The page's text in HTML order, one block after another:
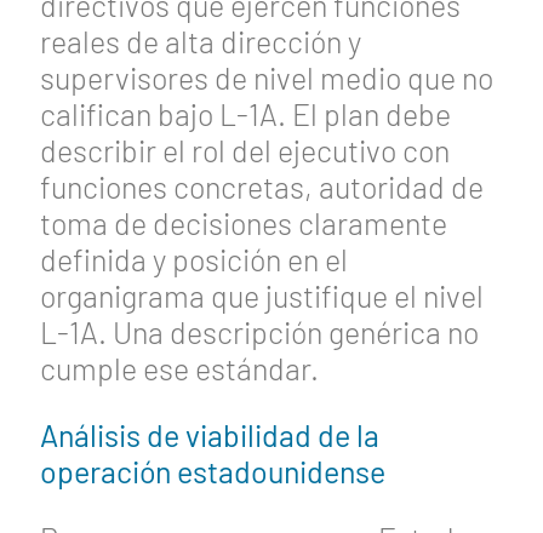
reales de alta dirección y
supervisores de nivel medio que no
califican bajo L-1A. El plan debe
describir el rol del ejecutivo con
funciones concretas, autoridad de
toma de decisiones claramente
definida y posición en el
organigrama que justifique el nivel
L-1A. Una descripción genérica no
cumple ese estándar.
Análisis de viabilidad de la
operación estadounidense